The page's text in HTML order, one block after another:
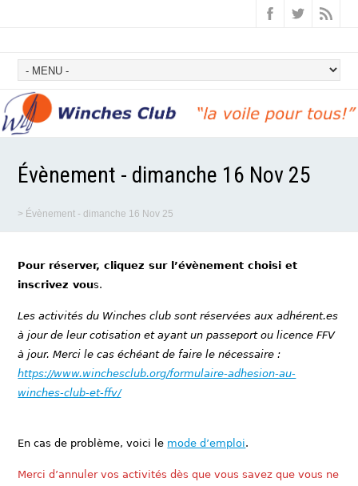
Évènement - dimanche 16 Nov 25
> Évènement - dimanche 16 Nov 25
Pour réserver, cliquez sur l’évènement choisi et
inscrivez vous.
Les activités du Winches club sont réservées aux adhérent.es
à jour de leur cotisation et ayant un passeport ou licence FFV
à jour. Merci le cas échéant de faire le nécessaire :
https://www.winchesclub.org/formulaire-adhesion-au-
winches-club-et-ffv/
En cas de problème, voici le mode d’emploi.
Merci d’annuler vos activités dès que vous savez que vous ne